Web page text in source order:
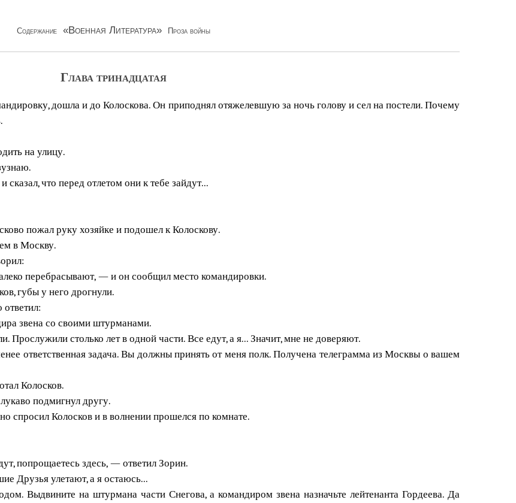
Содержание «Военная Литература» Проза войны
Глава тринадцатая
дошла и до Колоскова. Он приподнял отяжелевшую за ночь голову и сел на постели. Почему
на улицу.
что перед отлетом они к тебе зайдут...
пожал руку хозяйке и подошел к Колоскову.
в Москву.
перебрасывают, — и он сообщил место командировки.
губы у него дрогнули.
звена со своими штурманами.
столько лет в одной части. Все едут, а я... Значит, мне не доверяют.
ответственная задача. Вы должны принять от меня полк. Получена телеграмма из Москвы о вашем
Колосков.
подмигнул другу.
спросил Колосков и в волнении прошелся по комнате.
попрощаетесь здесь, — ответил Зорин.
Друзья улетают, а я остаюсь...
Выдвините на штурмана части Снегова, а командиром звена назначьте лейтенанта Гордеева. Да